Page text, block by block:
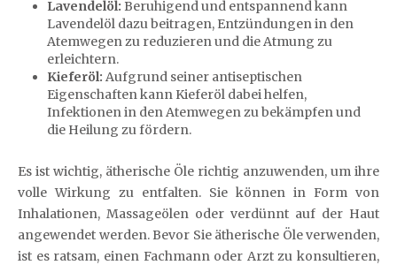
Lavendelöl: Beruhigend und entspannend kann
Lavendelöl dazu beitragen, Entzündungen in den
Atemwegen zu reduzieren und die Atmung zu
erleichtern.
Kieferöl: Aufgrund seiner antiseptischen
Eigenschaften kann Kieferöl dabei helfen,
Infektionen in den Atemwegen zu bekämpfen und
die Heilung zu fördern.
Es ist wichtig, ätherische Öle richtig anzuwenden, um ihre
volle Wirkung zu entfalten. Sie können in Form von
Inhalationen, Massageölen oder verdünnt auf der Haut
angewendet werden. Bevor Sie ätherische Öle verwenden,
ist es ratsam, einen Fachmann oder Arzt zu konsultieren,